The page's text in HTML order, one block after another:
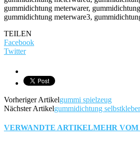
TEILEN
Facebook
Twitter
Vorheriger Artikelgummi spielzeug
Nächster Artikelgummidichtung
VERWANDTE ARTIKELMEHR VOM